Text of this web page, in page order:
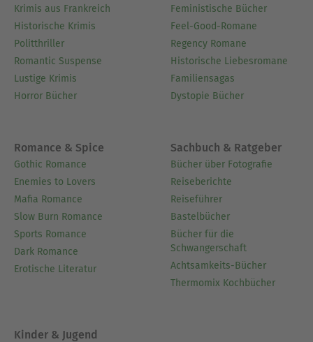
Krimis aus Frankreich
Historische Krimis
Politthriller
Romantic Suspense
Lustige Krimis
Horror Bücher
Feministische Bücher
Feel-Good-Romane
Regency Romane
Historische Liebesromane
Familiensagas
Dystopie Bücher
Romance & Spice
Gothic Romance
Enemies to Lovers
Mafia Romance
Slow Burn Romance
Sports Romance
Dark Romance
Erotische Literatur
Sachbuch & Ratgeber
Bücher über Fotografie
Reiseberichte
Reiseführer
Bastelbücher
Bücher für die
Schwangerschaft
Achtsamkeits-Bücher
Thermomix Kochbücher
Kinder & Jugend